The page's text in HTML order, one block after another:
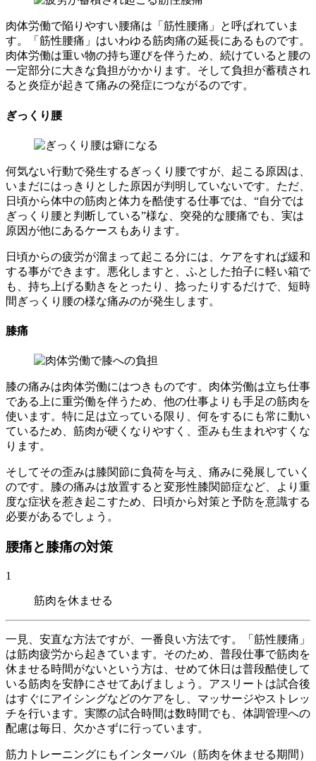
肉体労働で陥りやすい腰痛は「筋性腰痛」と呼ばれていま
す。「筋性腰痛」はいわゆる筋肉痛の延長にあるものです。
肉体労働は重い物の持ち運びを伴うため、続けていると腰の
一定部分に大きな負担がかかります。そして負担が蓄積され
ると炎症が起きて痛みの発症につながるのです。
ぎっくり腰
何気ない行動で発生するぎっくり腰ですが、起こる原因は、
いまだにはっきりとした原因が判明していないです。ただ、
日頃から体中の筋肉と体力を酷使する仕事では、“自分では
ぎっくり腰と判断している”様な、突発的な腰痛でも、実は
原因が他にあるケースもあります。
日頃からの疲労が溜まって起こる分には、ケアをすれば緩和
する事ができます。悪化しますと、ふとした拍子に軽い箱で
も、持ち上げる動きをとったり、捻ったりするだけで、短時
間ぎっくり腰の様な痛みのが発生します。
膝痛
膝の痛みは肉体労働にはつきものです。肉体労働は立ち仕事
である上に重労働を伴うため、他の仕事よりも手足の筋肉を
使います。特に足は立っている限り、何をするにも常に動い
ているため、筋肉が硬くなりやすく、歪みも生まれやすくな
ります。
そしてその歪みは膝関節に負荷を与え、痛みに発展していく
のです。膝の痛みは放置すると変形性膝関節症など、より重
度な症状を惹き起こすため、日頃から対策と予防を意識する
必要があるでしょう。
腰痛と膝痛の対策
1
筋肉を休ませる
一見、安直な方法ですが、一番良い方法です。「筋性腰痛」
は筋肉疲労から起きています。そのため、普段仕事で筋肉を
休ませる時間がないという方は、せめて休日は普段酷使して
いる筋肉を安静にさせてあげましょう。アスリートは試合後
はすぐにアイシングなどのケアをし、マッサージやストレッ
チを行います。実際の試合時間は数時間でも、体調管理への
配慮は毎日、欠かさずに行っています。
筋力トレーニングにもインターバル（筋肉を休ませる期間）